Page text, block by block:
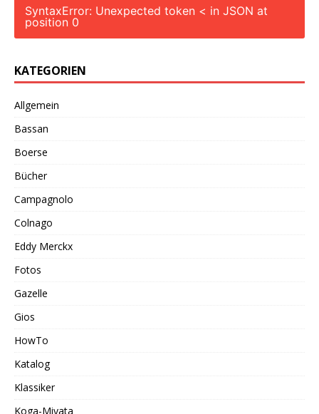
SyntaxError: Unexpected token < in JSON at
position 0
KATEGORIEN
Allgemein
Bassan
Boerse
Bücher
Campagnolo
Colnago
Eddy Merckx
Fotos
Gazelle
Gios
HowTo
Katalog
Klassiker
Koga-Miyata